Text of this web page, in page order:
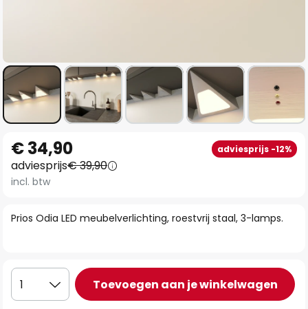
naar
het
begin
de
Prios Odia LED meubelverlichting, roestvrij staal, 3-lamps.
€ 34,90 adviesprijs -12%
adviesprijs€ 39,90
incl. btw
1 Toevoegen aan je winkelwagen